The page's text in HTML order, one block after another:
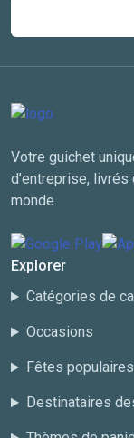
Votre guichet
d’entreprise,
monde.
Explorer
Catégories de
Occasions
Fêtes populaires
Destinataires